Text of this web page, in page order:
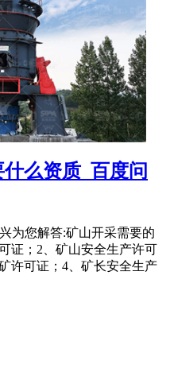
么资质_百度问
为您解答:矿山开采需要的
证；2、矿山安全生产许可
许可证；4、矿长安全生产